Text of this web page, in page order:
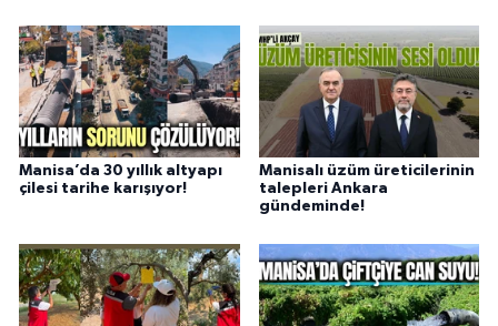
Manisa’da 30 yıllık altyapı
çilesi tarihe karışıyor!
Manisalı üzüm üreticilerinin
talepleri Ankara
gündeminde!